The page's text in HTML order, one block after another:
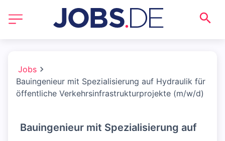
Jobs
Bauingenieur mit Spezialisierung auf Hydraulik für
öffentliche Verkehrsinfrastrukturprojekte (m/w/d)
Bauingenieur mit Spezialisierung auf